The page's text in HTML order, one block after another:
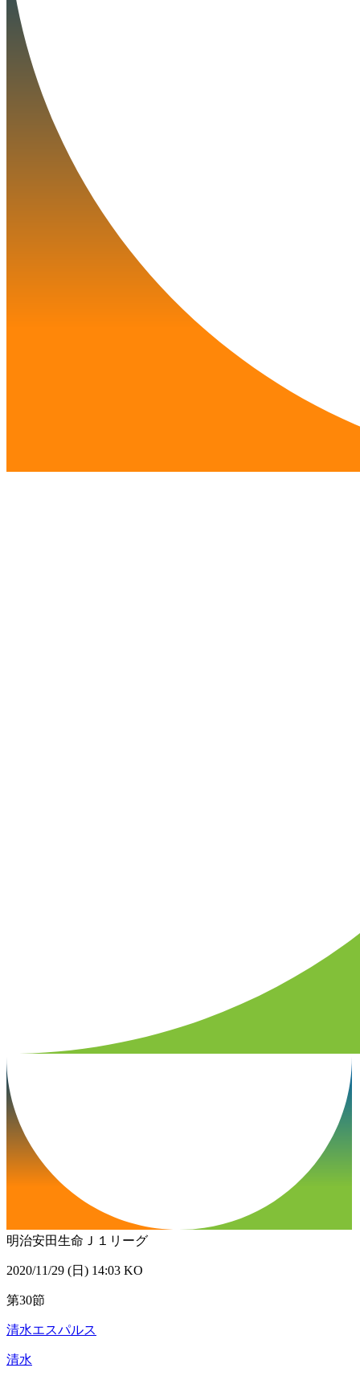
明治安田生命Ｊ１リーグ
2020/11/29 (日) 14:03 KO
第30節
清水エスパルス
清水